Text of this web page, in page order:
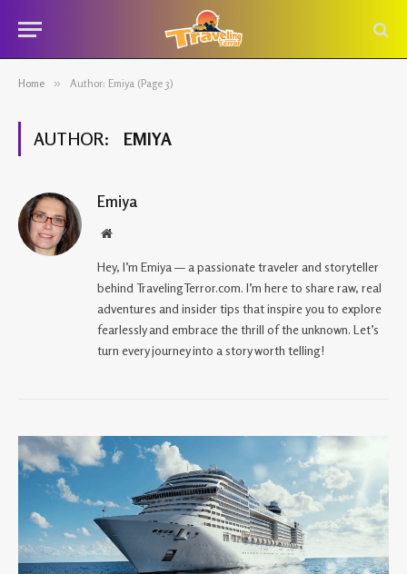
Home » Author: Emiya (Page 3)
AUTHOR: EMIYA
Emiya
Website
Hey, I’m Emiya — a passionate traveler and storyteller
behind TravelingTerror.com. I’m here to share raw, real
adventures and insider tips that inspire you to explore
fearlessly and embrace the thrill of the unknown. Let’s
turn every journey into a story worth telling!